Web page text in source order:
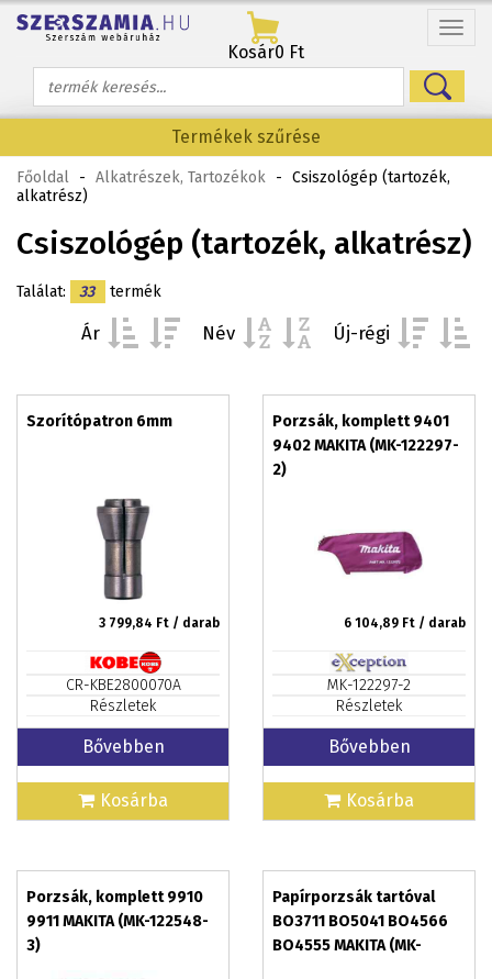
Menü
Kosár0 Ft
Termékek szűrése
Főoldal - Alkatrészek, Tartozékok - Csiszológép (tartozék,
alkatrész)
Csiszológép (tartozék, alkatrész)
Találat: 33 termék
Ár Név Új-régi
Szorítópatron 6mm
3 799,84 Ft / darab
CR-KBE2800070A
Részletek
Bővebben
Kosárba
Porzsák, komplett 9401
9402 MAKITA (MK-122297-
2)
6 104,89 Ft / darab
MK-122297-2
Részletek
Bővebben
Kosárba
Porzsák, komplett 9910
9911 MAKITA (MK-122548-
3)
Papírporzsák tartóval
BO3711 BO5041 BO4566
BO4555 MAKITA (MK-